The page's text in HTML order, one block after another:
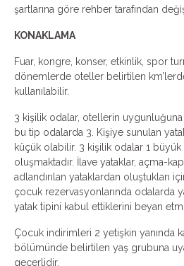
şartlarına göre rehber tarafından
KONAKLAMA
Fuar, kongre, konser, etkinlik, spor
dönemlerde oteller belirtilen
kullanılabilir.
3 kişilik odalar, otellerin
bu tip odalarda 3. Kişiye sunulan
küçük olabilir. 3 kişilik odalar 1 büyük
oluşmaktadır. İlave yataklar, açma-
adlandırılan yataklardan oluştukları
çocuk rezervasyonlarında odalarda
yatak tipini kabul ettiklerini beyan
Çocuk indirimleri 2 yetişkin yanında
bölümünde belirtilen yaş grubuna
geçerlidir.